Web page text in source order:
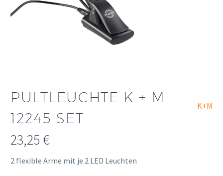
PULTLEUCHTE K + M
12245 SET
K+M
23,25 €
2 flexible Arme mit je 2 LED Leuchten